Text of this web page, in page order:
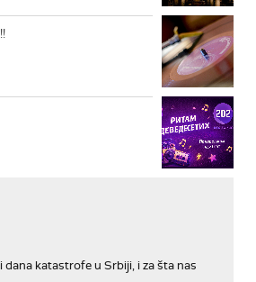
katastrofe u Srbiji, i za šta nas